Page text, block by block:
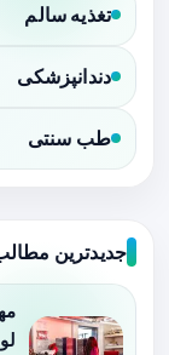
تغذیه سالم
دندانپزشکی
طب سنتی
جدیدترین